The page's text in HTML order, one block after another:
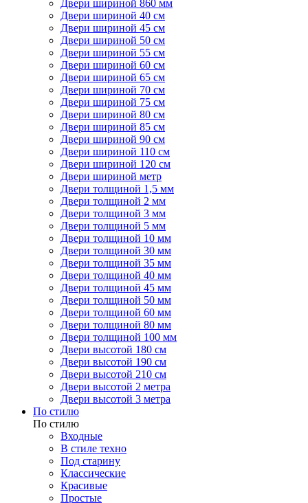
Двери шириной 860 мм
Двери шириной 40 см
Двери шириной 45 см
Двери шириной 50 см
Двери шириной 55 см
Двери шириной 60 см
Двери шириной 65 см
Двери шириной 70 см
Двери шириной 75 см
Двери шириной 80 см
Двери шириной 85 см
Двери шириной 90 см
Двери шириной 110 см
Двери шириной 120 см
Двери шириной метр
Двери толщиной 1,5 мм
Двери толщиной 2 мм
Двери толщиной 3 мм
Двери толщиной 5 мм
Двери толщиной 10 мм
Двери толщиной 30 мм
Двери толщиной 35 мм
Двери толщиной 40 мм
Двери толщиной 45 мм
Двери толщиной 50 мм
Двери толщиной 60 мм
Двери толщиной 80 мм
Двери толщиной 100 мм
Двери высотой 180 см
Двери высотой 190 см
Двери высотой 210 см
Двери высотой 2 метра
Двери высотой 3 метра
По стилю
По стилю
Входные
В стиле техно
Под старину
Классические
Красивые
Простые